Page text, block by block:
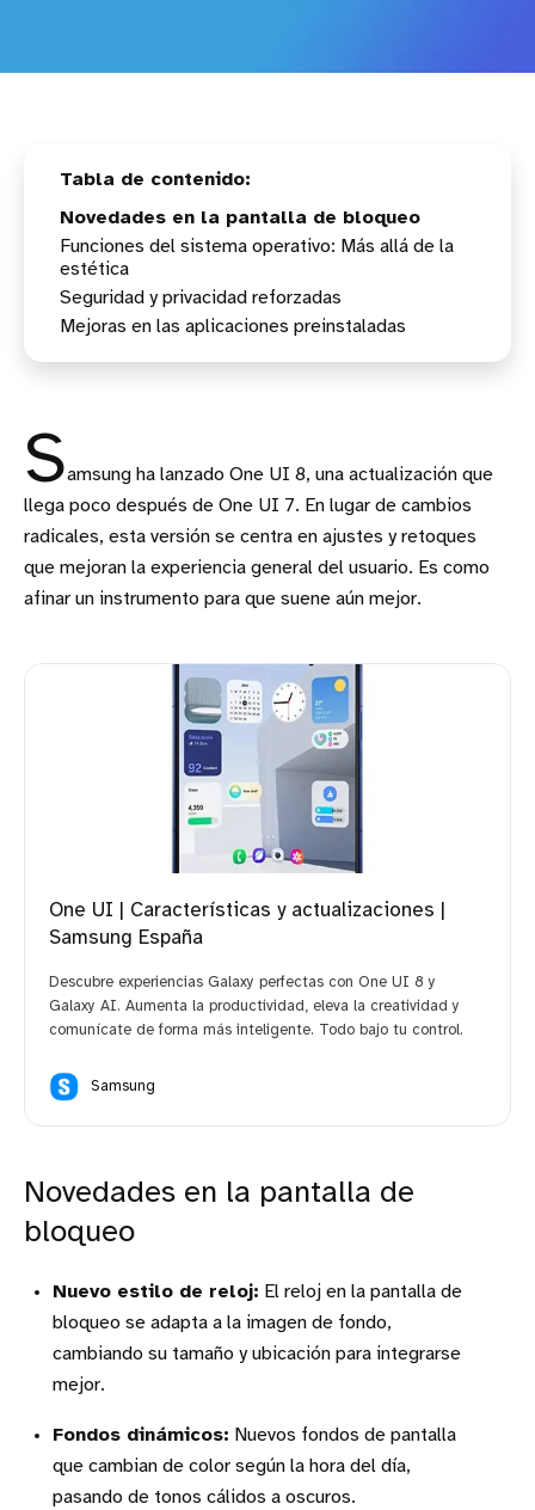
Novedades en la pantalla de bloqueo
Funciones del sistema operativo: Más allá de la
estética
Modos y rutinas inteligentes
Mejoras en la pantalla dividida
Seguridad y privacidad reforzadas
Carpeta segura: Oculta tus secretos
Mejoras en las aplicaciones preinstaladas
Samsung ha lanzado One UI 8, una actualización que
llega poco después de One UI 7. En lugar de cambios
radicales, esta versión se centra en ajustes y retoques
que mejoran la experiencia general del usuario. Es como
afinar un instrumento para que suene aún mejor.
One UI | Características y actualizaciones |
Samsung España
Descubre experiencias Galaxy perfectas con One UI 8 y
Galaxy AI. Aumenta la productividad, eleva la creatividad y
comunícate de forma más inteligente. Todo bajo tu control.
Samsung
Novedades en la pantalla de
bloqueo
Nuevo estilo de reloj: El reloj en la pantalla de
bloqueo se adapta a la imagen de fondo,
cambiando su tamaño y ubicación para integrarse
mejor.
Fondos dinámicos: Nuevos fondos de pantalla
que cambian de color según la hora del día,
pasando de tonos cálidos a oscuros.